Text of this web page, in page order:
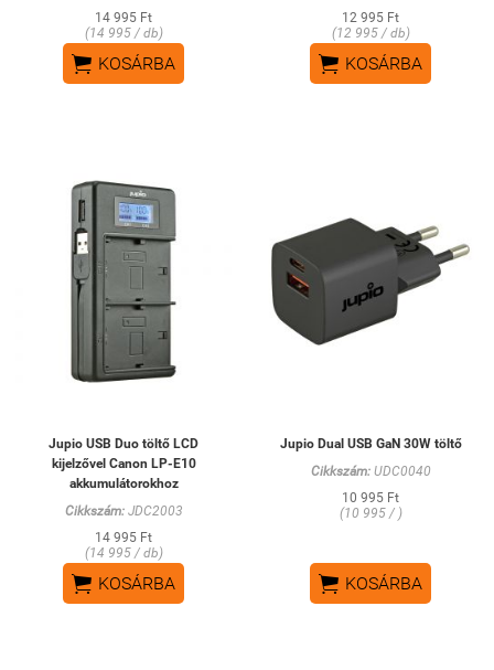
14 995 Ft
(14 995 / db)
 KOSÁRBA
12 995 Ft
(12 995 / db)
 KOSÁRBA
Jupio USB Duo töltő LCD
kijelzővel Canon LP-E10
akkumulátorokhoz
Cikkszám:JDC2003
14 995 Ft
(14 995 / db)
 KOSÁRBA
Jupio Dual USB GaN 30W töltő
Cikkszám:UDC0040
10 995 Ft
(10 995 / )
 KOSÁRBA